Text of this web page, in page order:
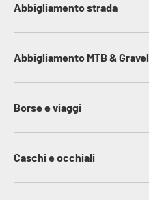
Abbigliamento strada
Abbigliamento MTB & Gravel
Borse e viaggi
Caschi e occhiali